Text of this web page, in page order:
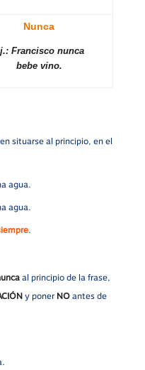
Nunca
Francisco nunca
bebe vino.
situarse al principio, en el
agua.
agua.
.
al principio de la frase,
y poner NOantes de